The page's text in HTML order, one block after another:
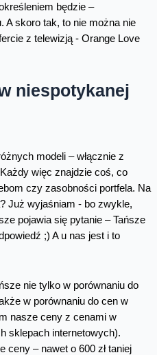
będzie –
A skoro tak, to nie można nie
z telewizją - Orange Love
niespotykanej
modeli – włącznie z
więc znajdzie coś, co
czy zasobności portfela. Na
Już wyjaśniam - bo zwykle,
pojawia się pytanie – Tańsze
;) A u nas jest i to
nie tylko w porównaniu do
w porównaniu do cen w
nasze ceny z cenami w
sklepach internetowych).
ceny – nawet o 600 zł taniej